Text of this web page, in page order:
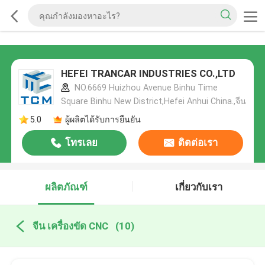
HEFEI TRANCAR INDUSTRIES CO.,LTD
NO.6669 Huizhou Avenue Binhu Time
Square Binhu New District,Hefei Anhui China.,จีน
5.0
ผู้ผลิตได้รับการยืนยัน
โทรเลย ติดต่อเรา
ผลิตภัณฑ์ เกี่ยวกับเรา
จีน เครื่องขัด CNC (10)